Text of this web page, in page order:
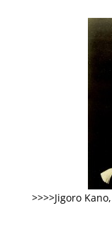
>>>>Jigoro